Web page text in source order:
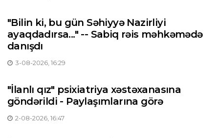
"Bilin ki, bu gün Səhiyyə Nazirliyi
ayaqdadırsa..." -- Sabiq rəis məhkəmədə
danışdı
3-08-2026, 16:29
"İlanlı qız" psixiatriya xəstəxanasına
göndərildi - Paylaşımlarına görə
2-08-2026, 16:47